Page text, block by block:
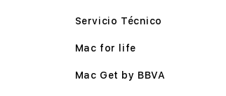
Servicio Técnico
Mac for life
Mac Get by BBVA